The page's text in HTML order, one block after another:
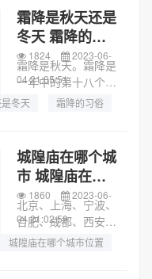
的早上要吃糯米饭。
糯米饭并不只是把糯
米煮熟那么简单，里
面会配上炒香的“...
霜降是秋天还是
冬天 霜降的习
俗
霜降是秋天。霜降是
一年中的第十八个节
气，是秋季最后一个
结束，冬天就要来临
了。所以霜降还是属
于秋天的节气。虽然
我国跨纬度比较广...
1824
2023-06-
04 21:05:51
冬天
霜降的习俗
城隍庙在哪个城
市 城隍庙在哪
个城市位置
北京、上海、宁波、
合肥、成都、西安、
泉州、南通、晋中、
1860
2023-06-
04 21:02:59
城隍庙在哪个城市位置